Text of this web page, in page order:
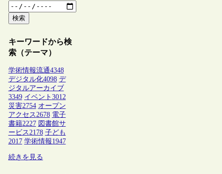
検索
キーワードから検
索（テーマ）
学術情報流通4348
デジタル化4098 デ
ジタルアーカイブ
3349 イベント 3012
災害2754 オープン
アクセス2678 電子
書籍2227 図書館サ
ービス2178 子ども
2017 学術情報1947
続きを見る